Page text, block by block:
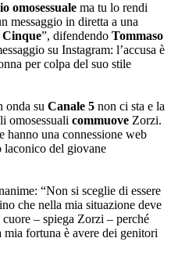
omosessuale ma tu lo rendi
messaggio in diretta a una
Cinque”, difendendo Tommaso
su Instagram: l’accusa è
per colpa del suo stile
onda su Canale 5 non ci sta e la
omosessuali commuove Zorzi.
hanno una connessione web
laconico del giovane
“Non si sceglie di essere
che nella mia situazione deve
– spiega Zorzi – perché
fortuna è avere dei genitori